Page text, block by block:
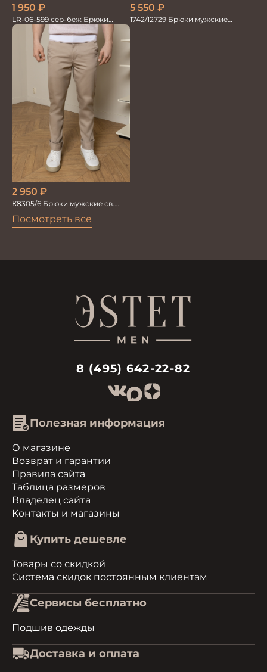
Посмотреть все
1 950 ₽
LR-06-599 сер-беж Брюки
мужские
5 550 ₽
1742/12729 Брюки мужские
2 950 ₽
К8305/6 Брюки мужские св.
8 (495) 642-22-82
Полезная информация
О магазине
Возврат и гарантии
Правила сайта
Таблица размеров
Владелец сайта
Контакты и магазины
Купить дешевле
Товары со скидкой
Система скидок постоянным клиентам
Сервисы бесплатно
Подшив одежды
Доставка и оплата